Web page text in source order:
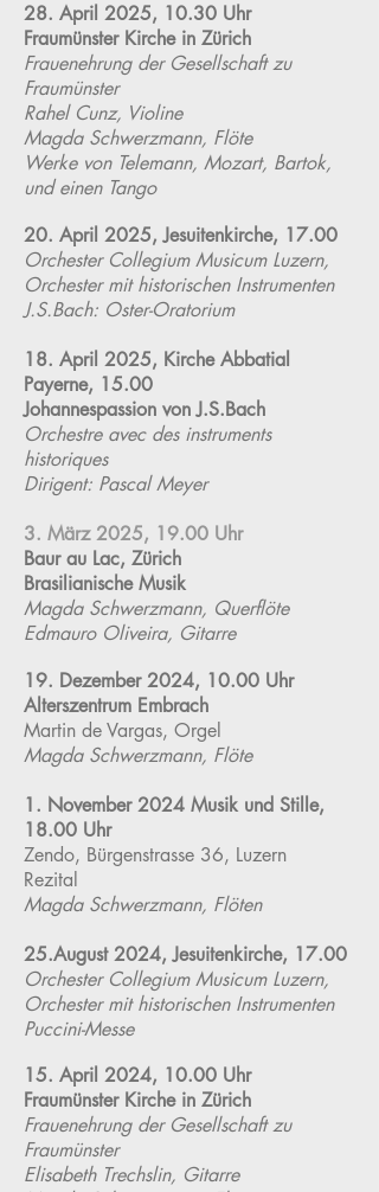
28. April 2025, 10.30 Uhr
Fraumünster Kirche in Zürich
Frauenehrung der Gesellschaft zu
Fraumünster
Rahel Cunz, Violine
Magda Schwerzmann, Flöte
Werke von Telemann, Mozart, Bartok,
und einen Tango
20. April 2025, Jesuitenkirche, 17.00
Orchester Collegium Musicum Luzern,
Orchester mit historischen Instrumenten
J.S.Bach: Oster-Oratorium
18. April 2025, Kirche Abbatial
Payerne, 15.00
Johannespassion von J.S.Bach
Orchestre avec des instruments
historiques
Dirigent: Pascal Meyer
3. März 2025, 19.00 Uhr
Baur au Lac, Zürich
Brasilianische Musik
Magda Schwerzmann, Querflöte
Edmauro Oliveira, Gitarre
19. Dezember 2024, 10.00 Uhr
Alterszentrum Embrach
Martin de Vargas, Orgel
Magda Schwerzmann, Flöte
1. November 2024 Musik und Stille,
18.00 Uhr
Zendo, Bürgenstrasse 36, Luzern
Rezital
Magda Schwerzmann, Flöten
25.August 2024, Jesuitenkirche, 17.00
Orchester Collegium Musicum Luzern,
Orchester mit historischen Instrumenten
Puccini-Messe
15. April 2024, 10.00 Uhr
Fraumünster Kirche in Zürich
Frauenehrung der Gesellschaft zu
Fraumünster
Elisabeth Trechslin, Gitarre